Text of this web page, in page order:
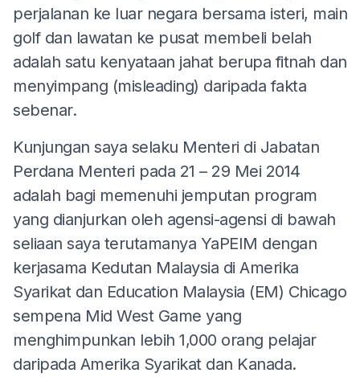
perjalanan ke luar negara bersama isteri, main
golf dan lawatan ke pusat membeli belah
adalah satu kenyataan jahat berupa fitnah dan
menyimpang (misleading) daripada fakta
sebenar.
Kunjungan saya selaku Menteri di Jabatan
Perdana Menteri pada 21 – 29 Mei 2014
adalah bagi memenuhi jemputan program
yang dianjurkan oleh agensi-agensi di bawah
seliaan saya terutamanya YaPEIM dengan
kerjasama Kedutan Malaysia di Amerika
Syarikat dan Education Malaysia (EM) Chicago
sempena Mid West Game yang
menghimpunkan lebih 1,000 orang pelajar
daripada Amerika Syarikat dan Kanada.